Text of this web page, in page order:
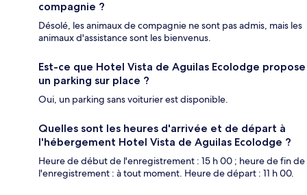
compagnie ?
Désolé, les animaux de compagnie ne sont pas admis, mais les
animaux d'assistance sont les bienvenus.
Est-ce que Hotel Vista de Aguilas Ecolodge propose
un parking sur place ?
Oui, un parking sans voiturier est disponible.
Quelles sont les heures d'arrivée et de départ à
l'hébergement Hotel Vista de Aguilas Ecolodge ?
Heure de début de l'enregistrement : 15 h 00 ; heure de fin de
l'enregistrement : à tout moment. Heure de départ : 11 h 00.